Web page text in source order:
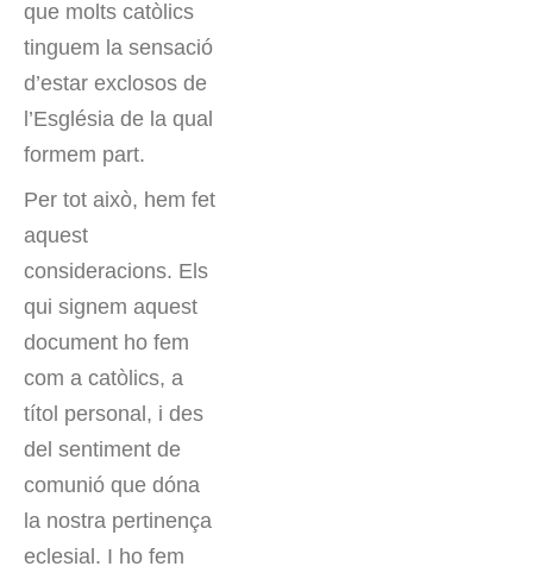
que molts catòlics
tinguem la sensació
d’estar exclosos de
l’Església de la qual
formem part.
Per tot això, hem fet
aquest
consideracions. Els
qui signem aquest
document ho fem
com a catòlics, a
títol personal, i des
del sentiment de
comunió que dóna
la nostra pertinença
eclesial. I ho fem